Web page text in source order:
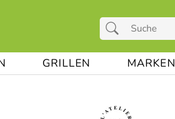
GRILLEN MARKEN